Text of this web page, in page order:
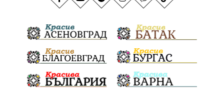
Пловдив БългарскиДух ГражданскаПозиция
ГражданскоУчастие Отговорност
ОбщинскиСъвет Полиграф